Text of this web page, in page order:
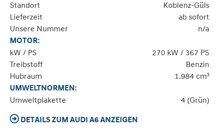
Standort
Koblenz-Güls
Lieferzeit
ab sofort
Unsere Nummer
n/a
MOTOR:
kW / PS
270 kW / 367 PS
Treibstoff
Benzin
Hubraum
1.984 cm³
UMWELTNORMEN:
Umweltplakette
4 (Grün)
DETAILS ZUM AUDI A6 ANZEIGEN